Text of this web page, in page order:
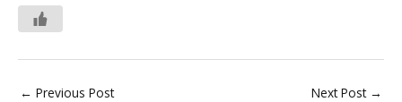
← Previous Post Next Post →